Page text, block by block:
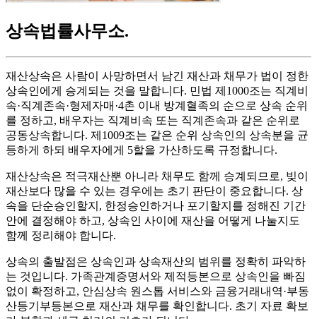
상속법률사무소.
재산상속은 사람이 사망하면서 남긴 재산과 채무가 법이 정한
상속인에게 승계되는 것을 말합니다. 민법 제1000조는 직계비
속·직계존속·형제자매·4촌 이내 방계혈족의 순으로 상속 순위
를 정하고, 배우자는 직계비속 또는 직계존속과 같은 순위로
공동상속합니다. 제1009조는 같은 순위 상속인의 상속분을 균
등하게 하되 배우자에게 5할을 가산하도록 규정합니다.
재산상속은 적극재산뿐 아니라 채무도 함께 승계되므로, 빚이
재산보다 많을 수 있는 경우에는 초기 판단이 중요합니다. 상
속을 단순승인할지, 한정승인하거나 포기할지를 정해진 기간
안에 결정해야 하고, 상속인 사이에 재산을 어떻게 나눌지도
함께 정리해야 합니다.
상속의 출발점은 상속인과 상속재산의 범위를 정확히 파악하
는 것입니다. 가족관계증명서와 제적등본으로 상속인을 빠짐
없이 확정하고, 안심상속 원스톱 서비스와 금융거래내역·부동
산등기부등본으로 재산과 채무를 확인합니다. 초기 자료 확보